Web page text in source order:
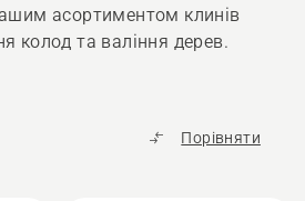
асортиментом клинів
колод та ваління дерев.
Порівняти